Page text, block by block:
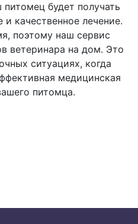
1000 руб.
будет получать
качественное лечение.
поэтому наш сервис
ветеринара на дом. Это
ситуациях, когда
медицинская
питомца.